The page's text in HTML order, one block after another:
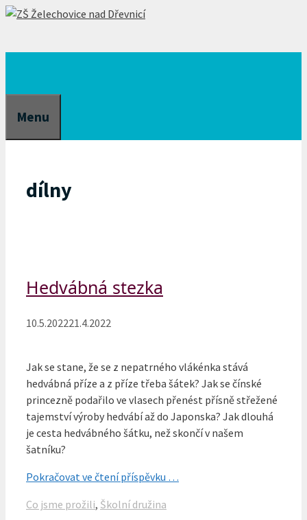
Přeskočit
Menu
dílny
Hedvábná stezka
10.5.202221.4.2022
Jak se stane, že se z nepatrného vlákénka stává
hedvábná příze a z příze třeba šátek? Jak se čínské
princezně podařilo ve vlasech přenést přísně střežené
tajemství výroby hedvábí až do Japonska? Jak dlouhá
je cesta hedvábného šátku, než skončí v našem
šatníku?
Pokračovat ve čtení příspěvku …
Rubriky
Co jsme prožili, Školní družina